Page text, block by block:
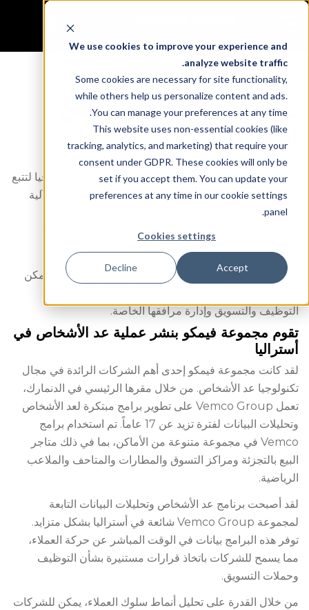
We use cookies to improve your experience and
analyze website traffic.
Some cookies are necessary for site functionality,
while others help us personalize content and ads.
You can manage your preferences at any time.
This website uses non-essential cookies (like
tracking, analytics, and marketing) that require your
consent under GDPR. These cookies will only be
set if you accept them. You can update your
preferences at any time in our cookie settings
panel.
Cookies settings
Accept
Decline
برنامج عد الأشخاص في
استراليا
إن عملية عد الأشخاص هي تقنية تتضمن استخدام التكنولوجيا لتتبع
وتحليل تدفق الأشخاص في موقع معين. لقد أصبحت هذه الآلية
شائعة بشكل متزايد في أستراليا، حيث تبحث الشركات
والمؤسسات من جميع الأحجام عن طرق لتحسين عملياتها
وتحسين تجارب العملاء.
توفر حلول عد الأشخاص رؤى قيمة حول سلوك العملاء، ويمكن
التوظيف والتسويق وإدارة مرافقها الخاصة.
تقوم مجموعة فيمكو بنشر عملية عد الأشخاص في
أستراليا
لقد كانت مجموعة فيمكو إحدى أهم الشركات الرائدة في مجال
تكنولوجيا عد الأشخاص. من خلال مقرها الرئيسي في الدنمارك،
تعمل Vemco Group على تطوير برامج مبتكرة لعد الأشخاص
وتحليلات البيانات لفترة تزيد عن 17 عاماً. تم استخدام برامج
Vemco في مجموعة متنوعة من الأماكن، بما في ذلك متاجر
البيع بالتجزئة ومراكز التسوق والمطارات والمتاحف والملاعب
الرياضية.
لقد أصبحت برنامج عد الأشخاص وتحليلات البيانات التابعة
لمجموعة Vemco Group شائعة في أستراليا بشكل متزايد.
توفر هذه البرامج بيانات في الوقت المباشر عن حركة العملاء،
مما يسمح للشركات باتخاذ قرارات مستنيرة بشأن التوظيف
وحملات التسويق.
من خلال القدرة على تحليل أنماط سلوك العملاء، يمكن للشركات